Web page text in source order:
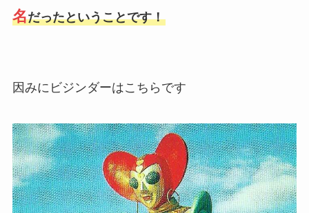
名だったということです！
因みにビジンダーはこちらです